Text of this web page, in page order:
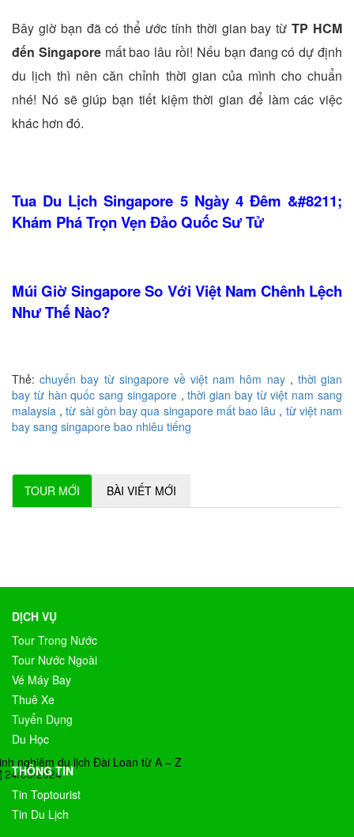
Bây giờ bạn đã có thể ước tính thời gian bay từTP HCM
đến Singaporemất bao lâu rồi! Nếu bạn đang có dự định
du lịch thì nên căn chỉnh thời gian của mình cho chuẩn
nhé! Nó sẽ giúp bạn tiết kiệm thời gian để làm các việc
khác hơn đó.
Tua Du Lịch Singapore 5 Ngày 4 Đêm &#8211;
Khám Phá Trọn Vẹn Đảo Quốc Sư Tử
Múi Giờ Singapore So Với Việt Nam Chênh Lệch
Như Thế Nào?
Thẻ:chuyến bay từ singapore về việt nam hôm nay, thời gian
bay từ hàn quốc sang singapore,thời gian bay từ việt nam sang
malaysia ,từ sài gòn bay qua singapore mất bao lâu , từ việt nam
bay sang singapore bao nhiêu tiếng
TOUR MỚI BÀI VIẾT MỚI
nghiệm du lịch Đài Loan từ A – Z
24/05/2024
DỊCH VỤ
Tour Trong Nước
Tour Nước Ngoài
Vé Máy Bay
Thuê Xe
Tuyển Dụng
Du Học
THÔNG TIN
Tin Toptourist
Tin Du Lịch